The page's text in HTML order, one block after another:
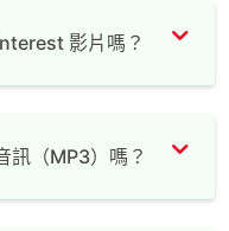
影片嗎？
訊（MP3）嗎？